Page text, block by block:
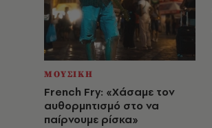
ΜΟΥΣΙΚΗ
French Fry: «Χάσαμε τον
αυθορμητισμό στο να
παίρνουμε ρίσκα»